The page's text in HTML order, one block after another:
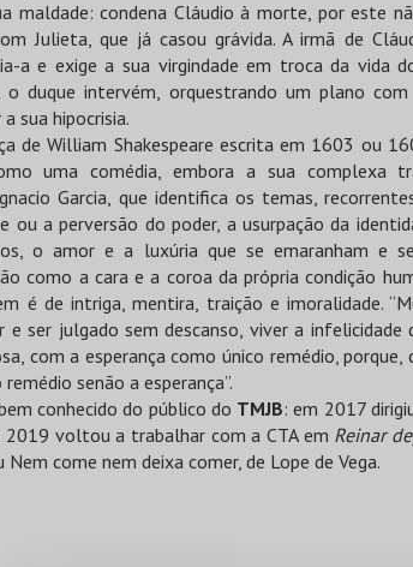
maldade: condena Cláudio à morte, por este
Julieta, que já casou grávida. A irmã de
a e exige a sua virgindade em troca da vida
o duque intervém, orquestrando um plano
sua hipocrisia.
de William Shakespeare escrita em 1603 ou
uma comédia, embora a sua complexa
Garcia, que identifica os temas,
ou a perversão do poder, a usurpação da
o amor e a luxúria que se emaranham e
como a cara e a coroa da própria condição
é de intriga, mentira, traição e imoralidade.
ser julgado sem descanso, viver a infelicidade
com a esperança como único remédio,
senão a esperança”.
conhecido do público do TMJB: em 2017
2019 voltou a trabalhar com a CTA em Reinar
come nem deixa comer, de Lope de Vega.